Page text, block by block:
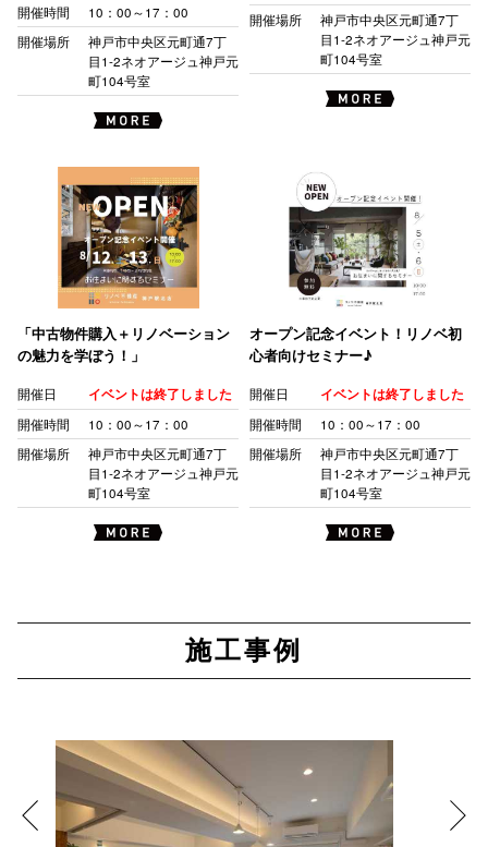
開催時間
10：00～17：00
開催場所
神戸市中央区元町通7丁
目1-2ネオアージュ神戸元
町104号室
開催場所
神戸市中央区元町通7丁
目1-2ネオアージュ神戸元
町104号室
「中古物件購入＋リノベーション
の魅力を学ぼう！」
開催日 イベントは終了しました
開催時間
10：00～17：00
開催場所
神戸市中央区元町通7丁
目1-2ネオアージュ神戸元
町104号室
オープン記念イベント！リノベ初
心者向けセミナー♪
開催日 イベントは終了しました
開催時間
10：00～17：00
開催場所
神戸市中央区元町通7丁
目1-2ネオアージュ神戸元
町104号室
施工事例